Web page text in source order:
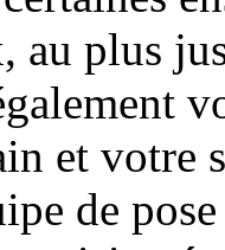
plus
et votre
de